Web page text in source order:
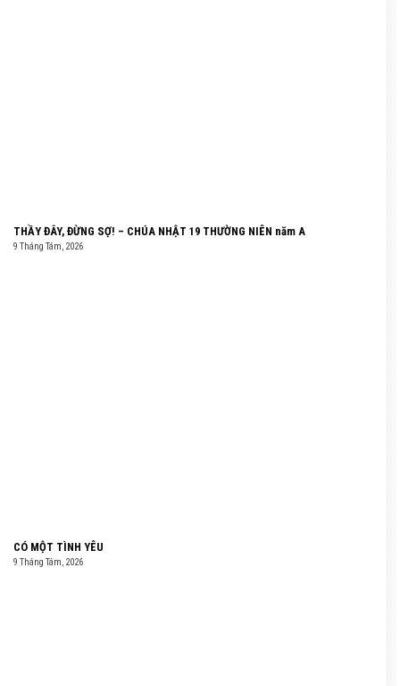
THẦY ĐÂY, ĐỪNG SỢ! – CHÚA NHẬT 19 THƯỜNG NIÊN năm A
9 Tháng Tám, 2026
CÓ MỘT TÌNH YÊU
9 Tháng Tám, 2026